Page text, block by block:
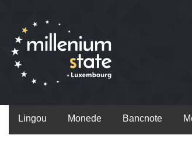
Lingou Monede Bancnote